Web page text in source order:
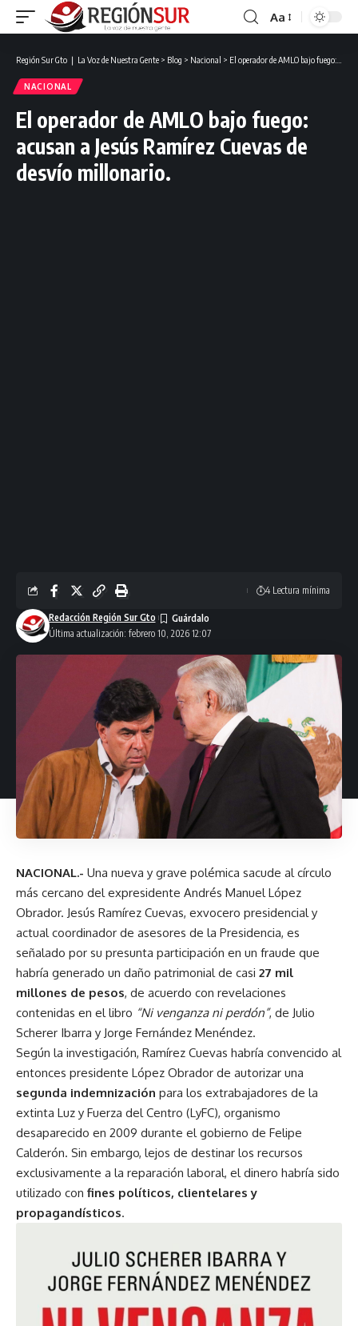
Aa
Región Sur Gto ❘ La Voz de Nuestra Gente > Blog > Nacional > El operador de AMLO bajo fuego: acusan a Jesús Ramírez Cuevas de desvío millonario.
NACIONAL
El operador de AMLO bajo fuego:
acusan a Jesús Ramírez Cuevas de
desvío millonario.
Última actualización: febrero 10, 2026 12:07
Redacción Región Sur Gto
4 Lectura mínima
NACIONAL.- Una nueva y grave polémica sacude al círculo
más cercano del expresidente Andrés Manuel López
Obrador. Jesús Ramírez Cuevas, exvocero presidencial y
actual coordinador de asesores de la Presidencia, es
señalado por su presunta participación en un fraude que
habría generado un daño patrimonial de casi 27 mil
millones de pesos, de acuerdo con revelaciones
contenidas en el libro “Ni venganza ni perdón”, de Julio
Scherer Ibarra y Jorge Fernández Menéndez.
Según la investigación, Ramírez Cuevas habría convencido al
entonces presidente López Obrador de autorizar una
segunda indemnización para los extrabajadores de la
extinta Luz y Fuerza del Centro (LyFC), organismo
desaparecido en 2009 durante el gobierno de Felipe
Calderón. Sin embargo, lejos de destinar los recursos
exclusivamente a la reparación laboral, el dinero habría sido
utilizado con fines políticos, clientelares y
propagandísticos.